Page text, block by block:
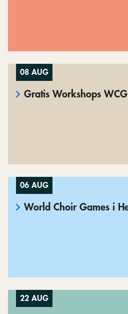
08 AUG
Gratis Workshops
06 AUG
World Choir Games i
22 AUG